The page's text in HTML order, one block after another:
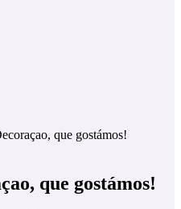
que gostámos!
que gostámos!